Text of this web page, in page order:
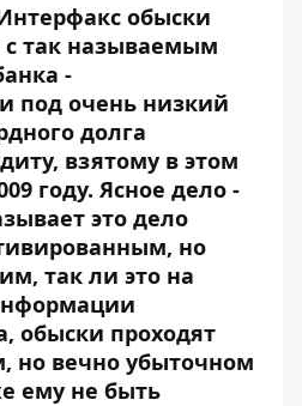
обыски
с так называемым
-
под очень низкий
долга
взятому в этом
году. Ясное дело -
это дело
но
так ли это на
обыски проходят
но вечно убыточном
ему не быть